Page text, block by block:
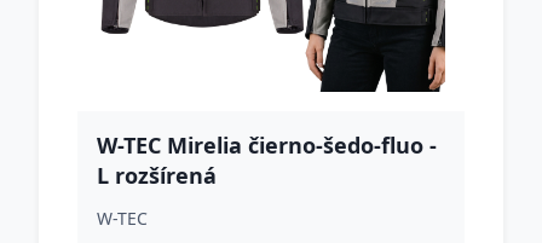
W-TEC Mirelia čierno-šedo-fluo -
L rozšírená
W-TEC